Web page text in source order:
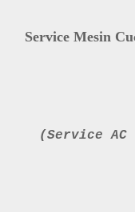
Service Mesin
(Service AC